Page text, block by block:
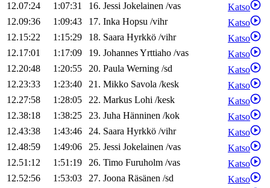
12.07:24
1:07:31 16. Jessi Jokelainen /vas
Katso
12.09:36
1:09:43 17. Inka Hopsu /vihr
Katso
12.15:22
1:15:29 18. Saara Hyrkkö /vihr
Katso
12.17:01
1:17:09 19. JohannesYrttiaho /vas
Katso
12.20:48
1:20:55 20. Paula Werning /sd
Katso
12.23:33
1:23:40 21. Mikko Savola /kesk
Katso
12.27:58
1:28:05 22. Markus Lohi /kesk
Katso
12.38:18
1:38:25 23. Juha Hänninen /kok
Katso
12.43:38
1:43:46 24. Saara Hyrkkö /vihr
Katso
12.48:59
1:49:06 25. Jessi Jokelainen /vas
Katso
12.51:12
1:51:19 26. Timo Furuholm /vas
Katso
12.52:56
1:53:03 27. Joona Räsänen /sd
Katso